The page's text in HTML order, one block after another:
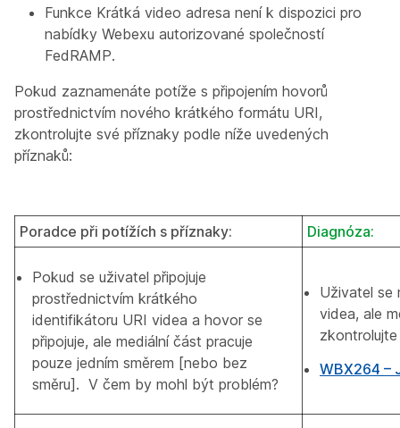
Funkce Krátká video adresa není k dispozici pro
nabídky Webexu autorizované společností
FedRAMP.
Pokud zaznamenáte potíže s připojením hovorů
prostřednictvím nového krátkého formátu URI,
zkontrolujte své příznaky podle níže uvedených
příznaků:
Poradce při potížích s příznaky: Diagnóza:
Pokud se uživatel připojuje
prostřednictvím krátkého
identifikátoru URI videa a hovor se
připojuje, ale mediální část pracuje
pouze jedním směrem [nebo bez
směru]. V čem by mohl být problém?
Uživatel se
videa, ale
WBX264 –